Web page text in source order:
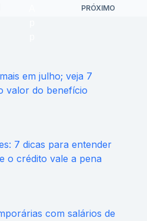
PRÓXIMO
em julho; veja 7
valor do benefício
7 dicas para entender
o crédito vale a pena
com salários de